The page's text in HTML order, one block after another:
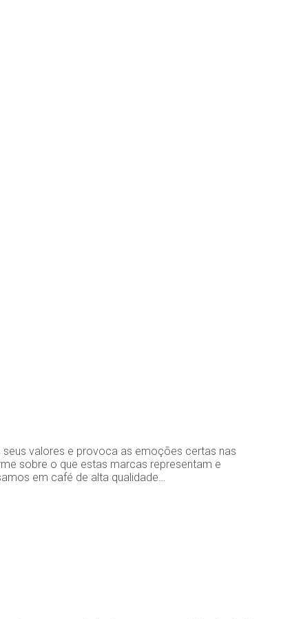
valores e provoca as emoções certas nas
sobre o que estas marcas representam e
em café de alta qualidade…